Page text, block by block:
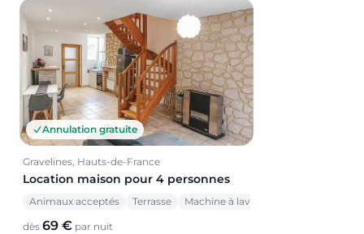
Annulation gratuite
Gravelines, Hauts-de-France
Location maison pour 4 personnes
Animaux acceptés Terrasse Machine à laver
dès 69 € par nuit